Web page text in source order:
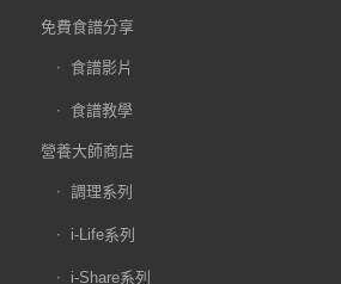
免費食譜分享
食譜影片
食譜教學
營養大師商店
調理系列
i-Life系列
i-Share系列